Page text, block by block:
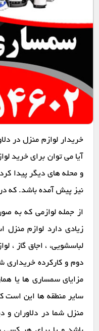
خریدار لوازم منزل در
آیا می توان برای خرید
و محله های دیگر پیدا
نیز پیش آمده باشد. که
از جمله لوازمی که به
زیادی دارد لوازم منزل
لباسشویی، ، اجاق گاز
دوم و کارکرده
مزایای سمساری ها یا
سایر منطقه ها این است
منزل شما در دلاوران و